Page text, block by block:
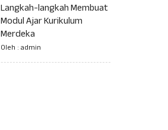
Langkah-langkah Membuat
Modul Ajar Kurikulum
Merdeka
Oleh : admin